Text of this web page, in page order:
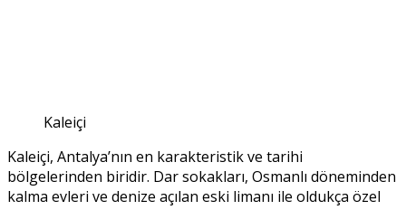
Kaleiçi
Kaleiçi, Antalya’nın en karakteristik ve tarihi
bölgelerinden biridir. Dar sokakları, Osmanlı döneminden
kalma evleri ve denize açılan eski limanı ile oldukça özel